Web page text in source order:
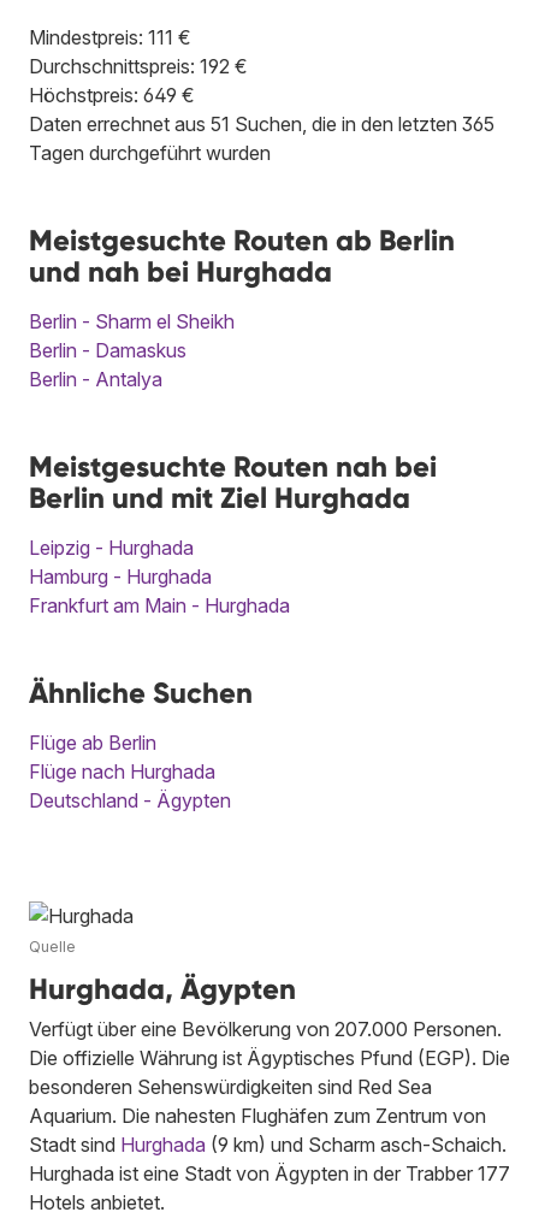
Mindestpreis: 111 €
Durchschnittspreis: 192 €
Höchstpreis: 649 €
Daten errechnet aus 51 Suchen, die in den letzten 365
Tagen durchgeführt wurden
Meistgesuchte Routen ab Berlin
und nah bei Hurghada
Berlin - Sharm el Sheikh
Berlin - Damaskus
Berlin - Antalya
Meistgesuchte Routen nah bei
Berlin und mit Ziel Hurghada
Leipzig - Hurghada
Hamburg - Hurghada
Frankfurt am Main - Hurghada
Ähnliche Suchen
Flüge ab Berlin
Flüge nach Hurghada
Deutschland - Ägypten
Quelle
Hurghada, Ägypten
Verfügt über eine Bevölkerung von 207.000 Personen.
Die offizielle Währung ist Ägyptisches Pfund (EGP). Die
besonderen Sehenswürdigkeiten sind Red Sea
Aquarium. Die nahesten Flughäfen zum Zentrum von
Stadt sind Hurghada (9 km) und Scharm asch-Schaich.
Hurghada ist eine Stadt von Ägypten in der Trabber 177
Hotels anbietet.